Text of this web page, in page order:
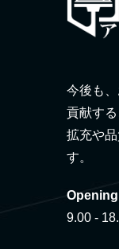
今後も
貢献す
拡充や
す。
9.00 -